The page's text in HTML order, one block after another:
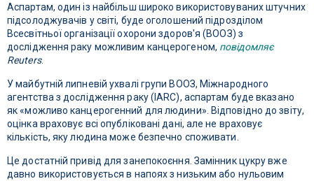
Аспартам, один із найбільш широко використовуваних штучних
підсолоджувачів у світі, буде оголошений підрозділом
Всесвітньої організації охорони здоров'я (ВООЗ) з
дослідження раку можливим канцерогеном, повідомляє
Reuters.
У майбутній липневій ухвалі групи ВООЗ, Міжнародного
агентства з дослідження раку (IARC), аспартам буде вказано
як «можливо канцерогенний для людини». Відповідно до звіту,
оцінка враховує всі опубліковані дані, але не враховує
кількість, яку людина може безпечно споживати.
Це достатній привід для занепокоєння. Замінник цукру вже
давно використовується в напоях з низьким або нульовим